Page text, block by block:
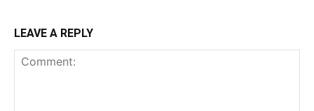
LEAVE A REPLY